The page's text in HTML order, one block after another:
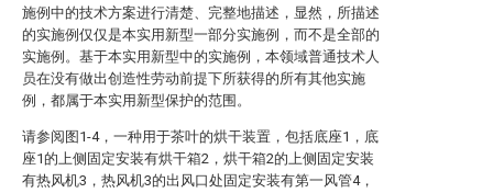
施例中的技术方案进行清楚、完整地描述，显然，所描述
的实施例仅仅是本实用新型一部分实施例，而不是全部的
实施例。基于本实用新型中的实施例，本领域普通技术人
员在没有做出创造性劳动前提下所获得的所有其他实施
例，都属于本实用新型保护的范围。
请参阅图1-4，一种用于茶叶的烘干装置，包括底座1，底
座1的上侧固定安装有烘干箱2，烘干箱2的上侧固定安装
有热风机3，热风机3的出风口处固定安装有第一风管4，